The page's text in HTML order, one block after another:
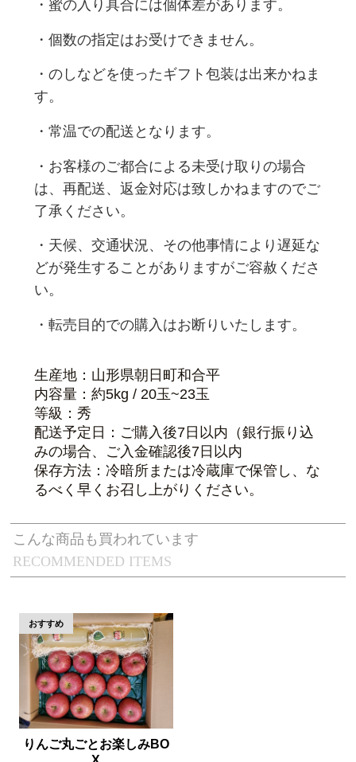
・蜜の入り具合には個体差があります。
・個数の指定はお受けできません。
・のしなどを使ったギフト包装は出来かねま
す。
・常温での配送となります。
・お客様のご都合による未受け取りの場合
は、再配送、返金対応は致しかねますのでご
了承ください。
・天候、交通状況、その他事情により遅延な
どが発生することがありますがご容赦くださ
い。
・転売目的での購入はお断りいたします。
生産地：山形県朝日町和合平
内容量：約5kg / 20玉~23玉
等級：秀
配送予定日：ご購入後7日以内（銀行振り込
みの場合、ご入金確認後7日以内
保存方法：冷暗所または冷蔵庫で保管し、な
るべく早くお召し上がりください。
RECOMMENDED ITEMS
こんな商品も買われています
りんご丸ごとお楽しみBO